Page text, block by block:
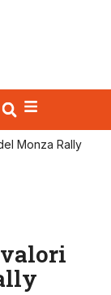
Monza Rally